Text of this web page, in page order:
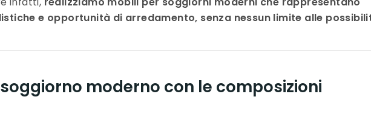
e opportunità di arredamento, senza nessun limite alle
moderno con le composizioni